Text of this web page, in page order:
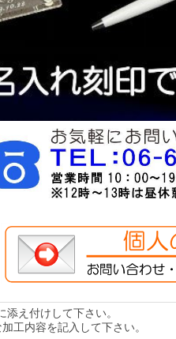
え付けして下さい。
を記入して下さい。